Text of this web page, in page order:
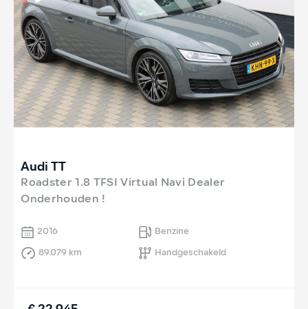
Audi TT
Roadster 1.8 TFSI Virtual Navi Dealer
Onderhouden !
2016
Benzine
89.079 km
Handgeschakeld